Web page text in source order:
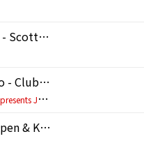
C'est La Vie - Scott Wozniak Instrumental
Can't Let Go - Club Mix
J
ohnny Vicious presents Judy Albanese
Paradise - Spen & Karizma Dub